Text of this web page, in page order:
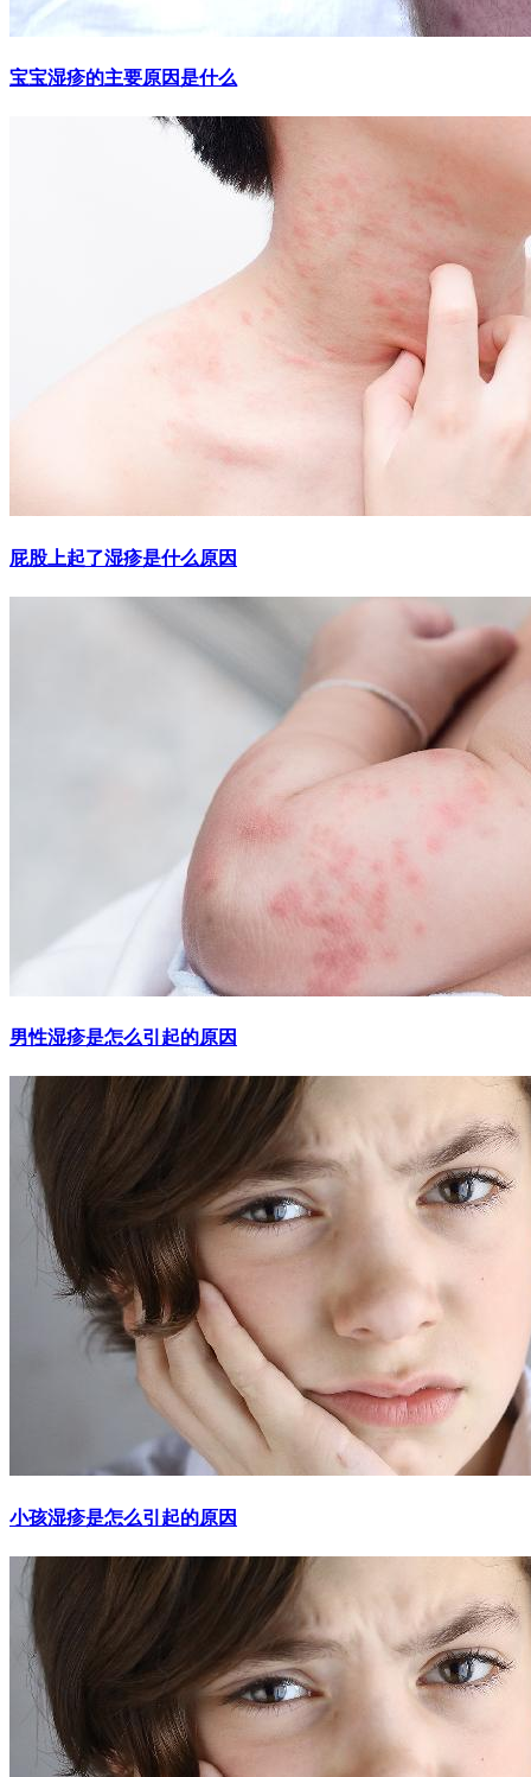
宝宝湿疹的主要原因是什么
屁股上起了湿疹是什么原因
男性湿疹是怎么引起的原因
小孩湿疹是怎么引起的原因